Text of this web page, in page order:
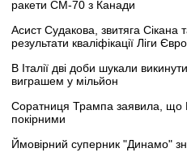
ракети CM-70 з Канади
Асист Судакова, звитяга Сікана
результати кваліфікації Ліги
В Італії дві доби шукали
виграшем у мільйон
Соратниця Трампа заявила,
покірними
Ймовірний суперник "Динамо"